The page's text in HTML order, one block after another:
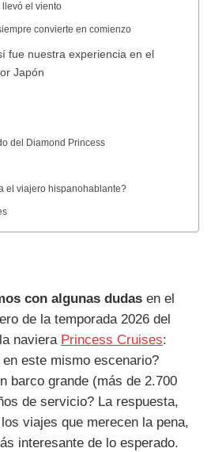
llevó el viento
convierte en comienzo
fue nuestra experiencia en el
Japón
del Diamond Princess
el viajero hispanohablante?
con algunas dudas en el
de la temporada 2026 del
naviera Princess Cruises:
este mismo escenario?
barco grande (más de 2.700
de servicio? La respuesta,
viajes que merecen la pena,
interesante de lo esperado.